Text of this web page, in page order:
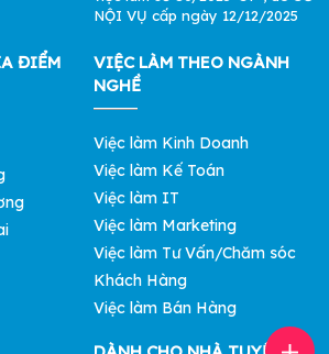
NỘI VỤ cấp ngày 12/12/2025
ĐIỂM
VIỆC LÀM THEO NGÀNH
NGHỀ
Việc làm Kinh Doanh
Việc làm Kế Toán
Việc làm IT
Việc làm Marketing
Việc làm Tư Vấn/Chăm sóc
Khách Hàng
Việc làm Bán Hàng